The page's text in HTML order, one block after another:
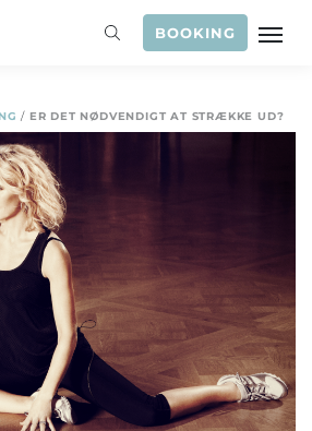
BOOKING
/ ER DET NØDVENDIGT AT STRÆKKE UD?